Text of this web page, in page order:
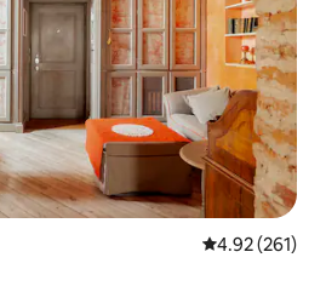
平均评分 4.92
4.92 (261)